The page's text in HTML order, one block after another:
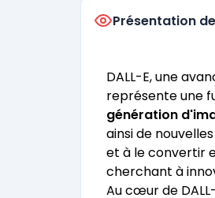
Présentation de
DALL-E, une
représente une
génération
ainsi de
et à le convertir
cherchant à
Au cœur de